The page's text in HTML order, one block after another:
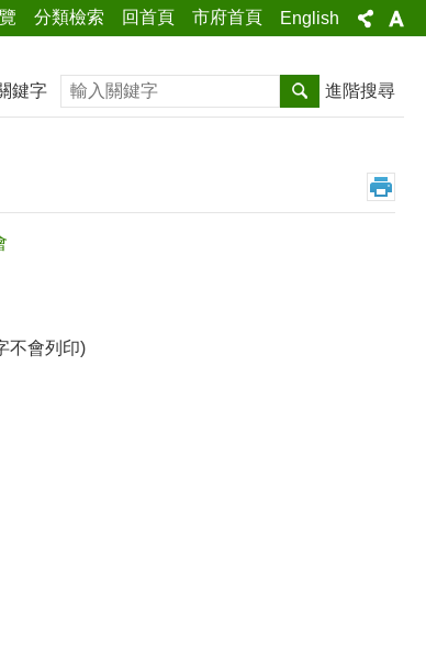
分類檢索 回首頁 市府首頁 English
鍵字 搜尋 進階搜尋
不會列印)